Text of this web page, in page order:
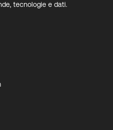
tecnologie e dati.